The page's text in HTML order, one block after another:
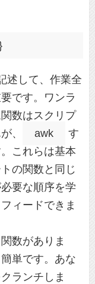
述して、作業全
です。ワンラ
数はスクリプ
、
awk
す
これらは基本
の関数と同じ
要な順序を学
ィードできま
数がありま
単です。あな
ランチしま